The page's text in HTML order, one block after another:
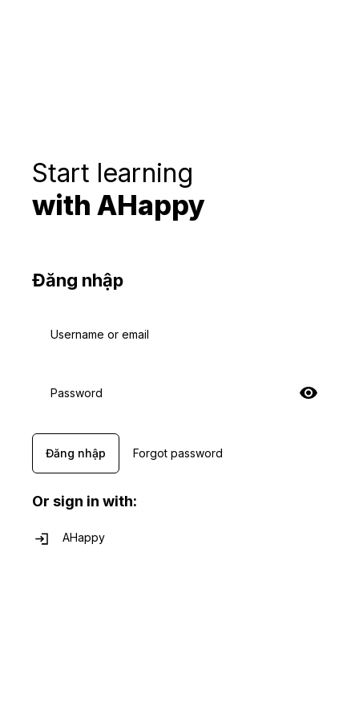
Start learning
with AHappy
Đăng nhập
Username or email
Password
Đăng nhập Forgot password
Or sign in with:
AHappy